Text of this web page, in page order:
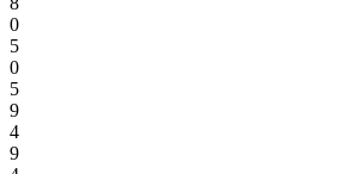
0
5
0
5
9
4
9